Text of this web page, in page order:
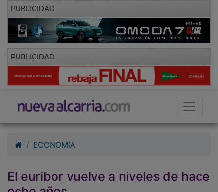
PUBLICIDAD
PUBLICIDAD
El euribor vuelve a niveles de hace
ocho años